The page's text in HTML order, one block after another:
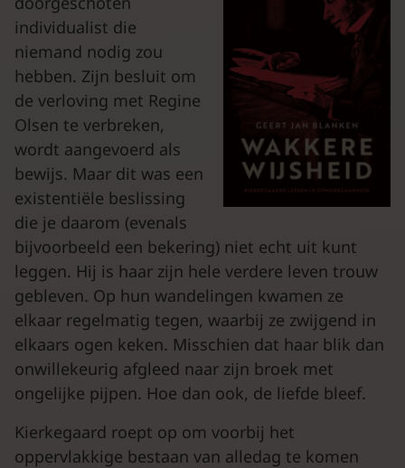
individualist die
niemand nodig zou
hebben. Zijn besluit om
de verloving met Regine
Olsen te verbreken,
wordt aangevoerd als
bewijs. Maar dit was een
existentiële beslissing
die je daarom (evenals
bijvoorbeeld een bekering) niet echt uit kunt
leggen. Hij is haar zijn hele verdere leven trouw
gebleven. Op hun wandelingen kwamen ze
elkaar regelmatig tegen, waarbij ze zwijgend in
elkaars ogen keken. Misschien dat haar blik dan
onwillekeurig afgleed naar zijn broek met
ongelijke pijpen. Hoe dan ook, de liefde bleef.
Kierkegaard roept op om voorbij het
oppervlakkige bestaan van alledag te komen